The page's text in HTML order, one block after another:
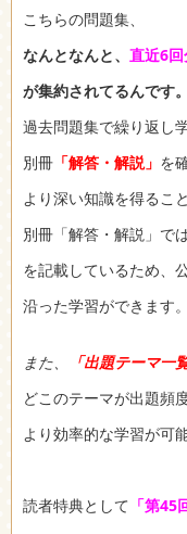
こちらの問題集、
なんとなんと、 直近6
が集約されてるんです。
過去問題集で繰り返し学
別冊 「解答・解説」 を
より深い知識を得るこ
別冊「解答・解説」で
を記載しているため、
沿った学習ができます。
また、 「出題テーマ一
どこのテーマが出題頻
より効率的な学習が可
読者特典として 「第